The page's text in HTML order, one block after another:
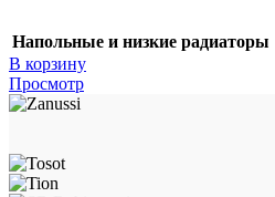
Напольные и низкие радиаторы
В корзину
Просмотр